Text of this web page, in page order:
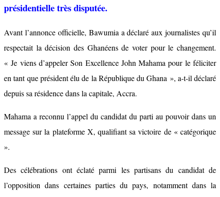
présidentielle très disputée.
Avant l’annonce officielle, Bawumia a déclaré aux journalistes qu’il
respectait la décision des Ghanéens de voter pour le changement.
« Je viens d’appeler Son Excellence John Mahama pour le féliciter
en tant que président élu de la République du Ghana », a-t-il déclaré
depuis sa résidence dans la capitale, Accra.
Mahama a reconnu l’appel du candidat du parti au pouvoir dans un
message sur la plateforme X, qualifiant sa victoire de « catégorique
».
Des célébrations ont éclaté parmi les partisans du candidat de
l’opposition dans certaines parties du pays, notamment dans la